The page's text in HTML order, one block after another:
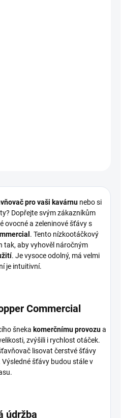
pro vaši kavárnu nebo si
Dopřejte svým zákazníkům
ovocné a zeleninové šťávy s
. Tento nízkootáčkový
tak, aby vyhověl náročným
. Je vysoce odolný, má velmi
je intuitivní.
Commercial
šneka komerčnímu provozua
zvýšili i rychlost otáček.
lisovat čerstvé šťávy
Výsledné šťávy budou stále v
údržba